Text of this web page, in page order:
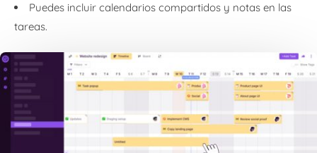
Puedes incluir calendarios compartidos y notas en las
tareas.